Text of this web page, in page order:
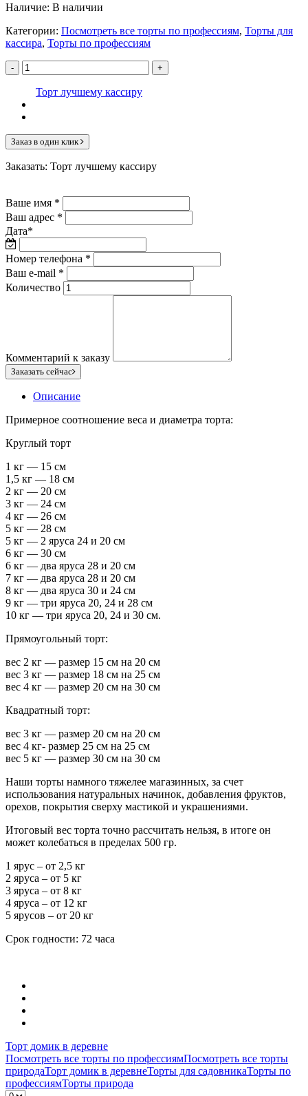
Наличие: В наличии
Категории: Посмотреть все торты по профессиям, Торты для
кассира, Торты по профессиям
- +
Торт лучшему кассиру
Заказ в один клик
Заказать: Торт лучшему кассиру
Ваше имя *
Ваш адрес *
Дата*
Номер телефона *
Ваш e-mail *
Количество
Комментарий к заказу
Заказать сейчас
Описание
Примерное соотношение веса и диаметра торта:
Круглый торт
1 кг — 15 см
1,5 кг — 18 см
2 кг — 20 см
3 кг — 24 см
4 кг — 26 см
5 кг — 28 см
5 кг — 2 яруса 24 и 20 см
6 кг — 30 см
6 кг — два яруса 28 и 20 см
7 кг — два яруса 28 и 20 см
8 кг — два яруса 30 и 24 см
9 кг — три яруса 20, 24 и 28 см
10 кг — три яруса 20, 24 и 30 см.
Прямоугольный торт:
вес 2 кг — размер 15 см на 20 см
вес 3 кг — размер 18 см на 25 см
вес 4 кг — размер 20 см на 30 см
Квадратный торт:
вес 3 кг — размер 20 см на 20 см
вес 4 кг- размер 25 см на 25 см
вес 5 кг — размер 30 см на 30 см
Наши торты намного тяжелее магазинных, за счет
использования натуральных начинок, добавления фруктов,
орехов, покрытия сверху мастикой и украшениями.
Итоговый вес торта точно рассчитать нельзя, в итоге он
может колебаться в пределах 500 гр.
1 ярус – от 2,5 кг
2 яруса – от 5 кг
3 яруса – от 8 кг
4 яруса – от 12 кг
5 ярусов – от 20 кг
Срок годности: 72 часа
Торт домик в деревне
Посмотреть все торты по профессиямПосмотреть все торты
природаТорт домик в деревнеТорты для садовникаТорты по
профессиямТорты природа